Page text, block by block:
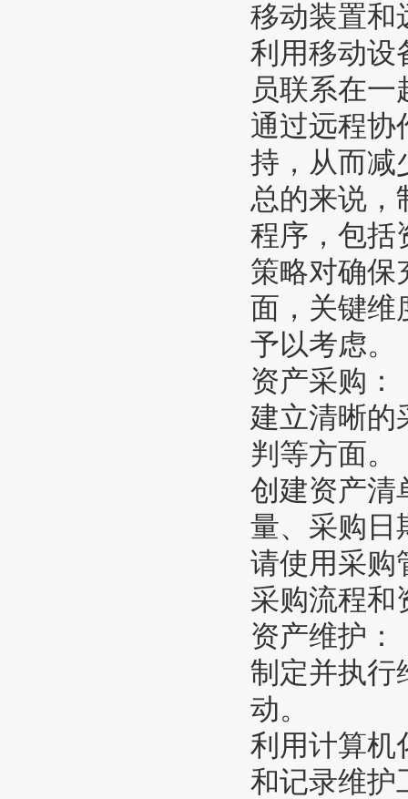
移动装置和
利用移动设
员联系在
通过远程协
持，从而减
总的来说，
程序，包括
策略对确保
面，关键维
予以考虑。
资产采购：
建立清晰的
判等方面。
创建资产清
量、采购日
请使用采购
采购流程和
资产维护：
制定并执行
动。
利用计算机
和记录维护